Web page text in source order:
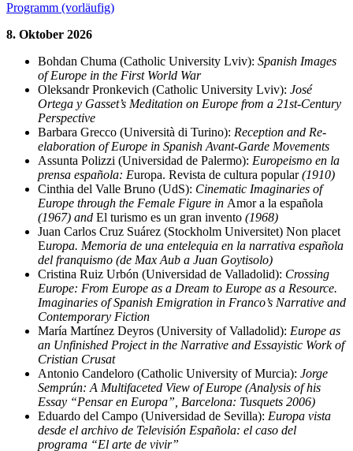
Programm (vorläufig)
8. Oktober 2026
Bohdan Chuma (Catholic University Lviv): Spanish Images
of Europe in the First World War
Oleksandr Pronkevich (Catholic University Lviv): José
Ortega y Gasset’s Meditation on Europe from a 21st-Century
Perspective
Barbara Grecco (Università di Turino): Reception and Re-
elaboration of Europe in Spanish Avant-Garde Movements
Assunta Polizzi (Universidad de Palermo): Europeismo en la
prensa española: Europa. Revista de cultura popular(1910)
Cinthia del Valle Bruno (UdS): Cinematic Imaginaries of
Europe through the Female Figure in Amor a la española
(1967) and El turismo es un gran invento (1968)
Juan Carlos Cruz Suárez (Stockholm Universitet) Non placet
Europa. Memoria de una entelequia en la narrativa española
del franquismo (de Max Aub a Juan Goytisolo)
Cristina Ruiz Urbón (Universidad de Valladolid): Crossing
Europe: From Europe as a Dream to Europe as a Resource.
Imaginaries of Spanish Emigration in Franco’s Narrative and
Contemporary Fiction
María Martínez Deyros (University of Valladolid): Europe as
an Unfinished Project in the Narrative and Essayistic Work of
Cristian Crusat
Antonio Candeloro (Catholic University of Murcia): Jorge
Semprún: A Multifaceted View of Europe (Analysis of his
Essay “Pensar en Europa”, Barcelona: Tusquets 2006)
Eduardo del Campo (Universidad de Sevilla): Europa vista
desde el archivo de Televisión Española: el caso del
programa “El arte de vivir”